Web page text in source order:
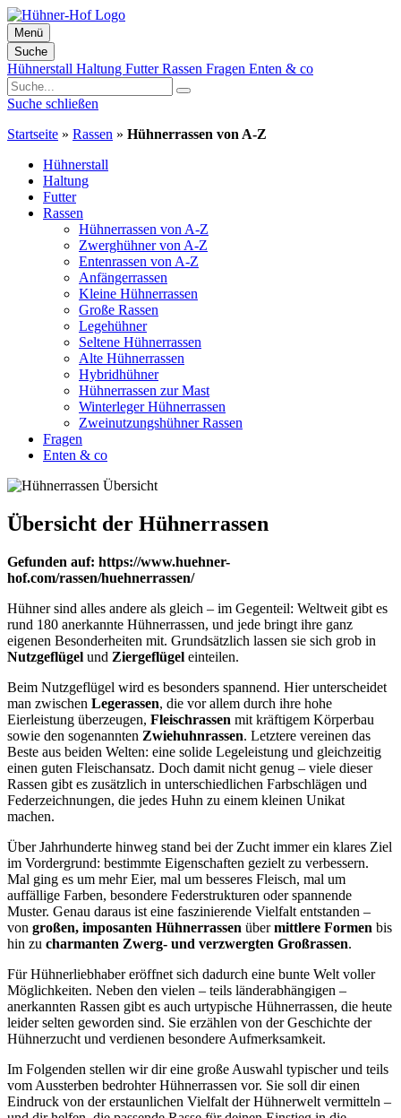
Menü
Suche
Zum
Inhalt
springen
Hühnerstall Haltung FutterRassen Fragen Enten & co
Suche schließen
Startseite » Rassen » Hühnerrassen von A-Z
Hühnerstall
Haltung
Futter
Rassen
Hühnerrassen von A-Z
Zwerghühner von A-Z
Entenrassen von A-Z
Anfängerrassen
Kleine Hühnerrassen
Große Rassen
Legehühner
Seltene Hühnerrassen
Alte Hühnerrassen
Hybridhühner
Hühnerrassen zur Mast
Winterleger Hühnerrassen
Zweinutzungshühner Rassen
Fragen
Enten & co
Übersicht der Hühnerrassen
Gefunden auf: https://www.huehner-
hof.com/rassen/huehnerrassen/
Hühner sind alles andere als gleich – im Gegenteil: Weltweit gibt es
rund 180 anerkannte Hühnerrassen, und jede bringt ihre ganz
eigenen Besonderheiten mit. Grundsätzlich lassen sie sich grob in
Nutzgeflügel und Ziergeflügel einteilen.
Beim Nutzgeflügel wird es besonders spannend. Hier unterscheidet
man zwischen Legerassen, die vor allem durch ihre hohe
Eierleistung überzeugen, Fleischrassen mit kräftigem Körperbau
sowie den sogenannten Zwiehuhnrassen. Letztere vereinen das
Beste aus beiden Welten: eine solide Legeleistung und gleichzeitig
einen guten Fleischansatz. Doch damit nicht genug – viele dieser
Rassen gibt es zusätzlich in unterschiedlichen Farbschlägen und
Federzeichnungen, die jedes Huhn zu einem kleinen Unikat
machen.
Über Jahrhunderte hinweg stand bei der Zucht immer ein klares Ziel
im Vordergrund: bestimmte Eigenschaften gezielt zu verbessern.
Mal ging es um mehr Eier, mal um besseres Fleisch, mal um
auffällige Farben, besondere Federstrukturen oder spannende
Muster. Genau daraus ist eine faszinierende Vielfalt entstanden –
von großen, imposanten Hühnerrassen übermittlere Formen bis
hin zu charmanten Zwerg- und verzwergten Großrassen.
Für Hühnerliebhaber eröffnet sich dadurch eine bunte Welt voller
Möglichkeiten. Neben den vielen – teils länderabhängigen –
anerkannten Rassen gibt es auch urtypische Hühnerrassen, die heute
leider selten geworden sind. Sie erzählen von der Geschichte der
Hühnerzucht und verdienen besondere Aufmerksamkeit.
Im Folgenden stellen wir dir eine große Auswahl typischer und teils
vom Aussterben bedrohter Hühnerrassen vor. Sie soll dir einen
Eindruck von der erstaunlichen Vielfalt der Hühnerwelt vermitteln –